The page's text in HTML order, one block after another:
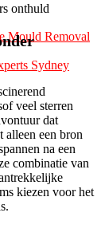
Mould Removal
Sydney
onthuld
veel sterren
dat
alleen een bron
na een
combinatie van
kiezen voor het